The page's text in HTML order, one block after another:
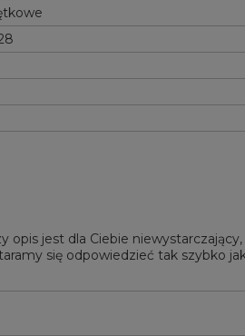
opis jest dla Ciebie
się odpowiedzieć tak szybko